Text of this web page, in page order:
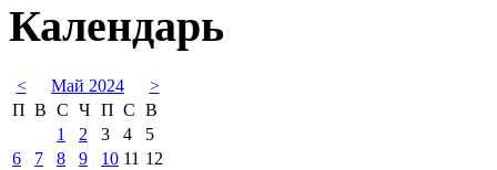
Календарь
< Май 2024
>
П В С Ч П С В
1
2 3 4
5
6
7 8 9 10 11 12